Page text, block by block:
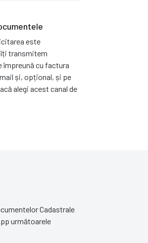
este
transmitem
împreună cu factura
și, opțional, și pe
alegi acest canal de
Cadastrale
următoarele